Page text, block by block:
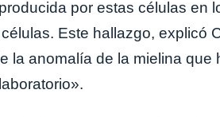
por estas células en
Este hallazgo, explicó
la anomalía de la mielina que